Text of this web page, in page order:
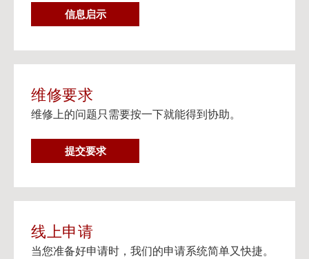
Gateway apartments 将在(UHR)住房续约程序中可
用。
流媒体服务
在个人设备上观看流媒体电视
邮寄信息以及楼宇地址
阅读更多
信息启示
维修要求
维修上的问题只需要按一下就能得到协助。
提交要求维
修
线上申请
当您准备好申请时，我们的申请系统简单又快捷。